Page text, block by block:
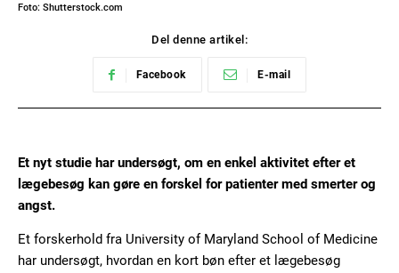
Foto: Shutterstock.com
Del denne artikel:
Facebook E-mail
Et nyt studie har undersøgt, om en enkel aktivitet efter et
lægebesøg kan gøre en forskel for patienter med smerter og
angst.
Et forskerhold fra University of Maryland School of Medicine
har undersøgt, hvordan en kort bøn efter et lægebesøg